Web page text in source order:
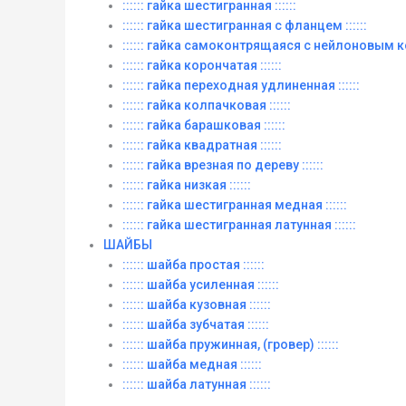
:::::: гайка шестигранная ::::::
:::::: гайка шестигранная с фланцем ::::::
:::::: гайка самоконтрящаяся с нейлоновым
:::::: гайка корончатая ::::::
:::::: гайка переходная удлиненная ::::::
:::::: гайка колпачковая ::::::
:::::: гайка барашковая ::::::
:::::: гайка квадратная ::::::
:::::: гайка врезная по дереву ::::::
:::::: гайка низкая ::::::
:::::: гайка шестигранная медная ::::::
:::::: гайка шестигранная латунная ::::::
ШАЙБЫ
:::::: шайба простая ::::::
:::::: шайба усиленная ::::::
:::::: шайба кузовная ::::::
:::::: шайба зубчатая ::::::
:::::: шайба пружинная, (гровер) ::::::
:::::: шайба медная ::::::
:::::: шайба латунная ::::::